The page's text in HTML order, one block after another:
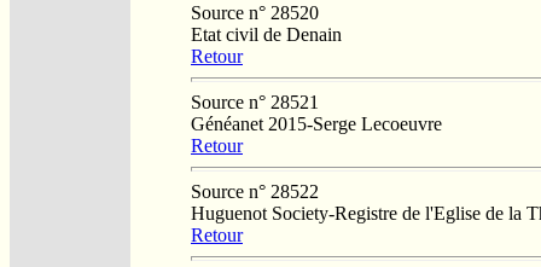
Source n° 28520
Etat civil de Denain
Retour
Source n° 28521
Généanet 2015-Serge Lecoeuvre
Retour
Source n° 28522
Huguenot Society-Registre de l'Eglise de la
Retour